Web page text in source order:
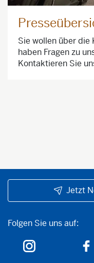
Sie wollen über
haben Fragen zu
Kontaktieren Sie
Jetzt
Folgen Sie uns auf:
Folgen Sie uns auf: